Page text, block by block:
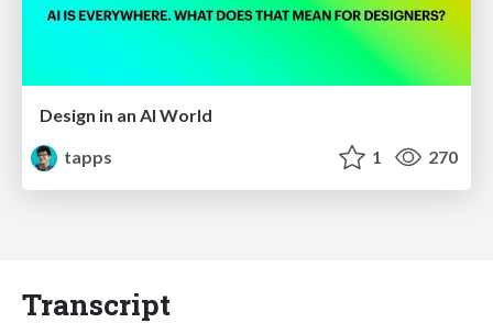
Design in an AI World
tapps
1 270
Transcript